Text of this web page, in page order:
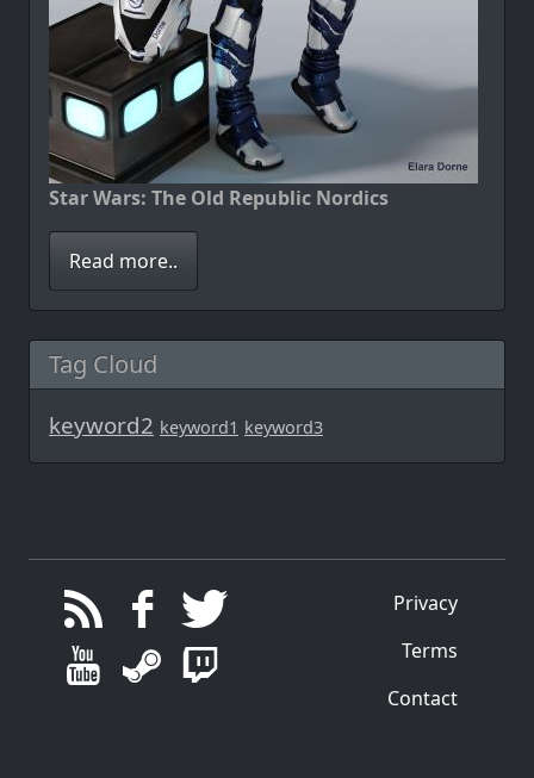
Star Wars: The Old Republic Nordics
Read more..
Tag Cloud
keyword2 keyword1 keyword3
Privacy
Terms
Contact